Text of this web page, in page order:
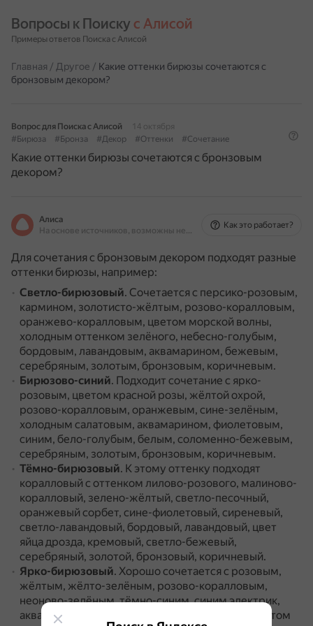
Вопросы к Поиску с Алисой
Примеры ответов Поиска с Алисой
Главная / Другое / Какие оттенки бирюзы сочетаются с
бронзовым декором?
Вопрос для Поиска с Алисой
14 октября
#Бирюза
#Бронза #Декор #Оттенки #Сочетание
Какие оттенки бирюзы сочетаются с бронзовым
декором?
Алиса
На основе источников, возможны неточности
Как это работает?
Для сочетания с бронзовым декором подходят разные
оттенки бирюзы, например:
Светло-бирюзовый. Сочетается с персико-розовым,
кармином, золотисто-жёлтым, розово-коралловым,
оранжево-коралловым, цветом морской волны,
холодным оттенком зелёного, небесно-голубым,
бордовым, лавандовым, аквамарином, бежевым,
серебряным, золотым, бронзовым, коричневым.
Бирюзово-синий. Подходит сочетание с ярко-
розовым, цветом красной розы, жёлтой охрой,
розово-коралловым, оранжевым, сине-зелёным,
холодным салатовым, аквамарином, фиолетовым,
синим, бело-голубым, белым, соломенно-бежевым,
серебряным, золотым, бронзовым, коричневым.
Тёмно-бирюзовый. К этому оттенку подходят
коралловый с оттенком лилово-розового, малиново-
коралловый, зелено-жёлтый, светло-песочный,
оранжевый сорбет, сине-фиолетовый, сиреневый,
светло-лавандовый, бордовый, лавандовый, цвет
яйца дрозда, кремовый, светло-бежевый,
серебряный, золотой, бронзовый, коричневый.
Ярко-бирюзовый. Хорошо сочетается с розовым,
жёлтым, жёлто-зелёным, розово-коралловым,
неоново-зелёным, тёмно-синим, синим электрик,
аквамарином, тёмно-розовым, пурпурным, цветом